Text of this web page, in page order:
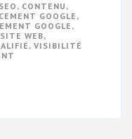
, CONTENU ,
GOOGLE,
GOOGLE ,
SITE WEB,
, VISIBILITÉ